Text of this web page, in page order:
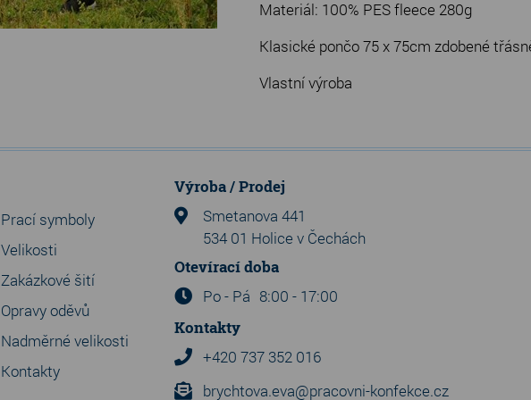
Materiál: 100% PES fleece 280g
Klasické pončo 75 x 75cm zdobené
Vlastní výroba
Prací symboly
Velikosti
Zakázkové šití
Opravy oděvů
Nadměrné velikosti
Kontakty
Výroba / Prodej
Smetanova 441
534 01 Holice v Čechách
Otevírací doba
Po - Pá 8:00 - 17:00
Kontakty
+420 737 352 016
brychtova.eva@pracovni-konfekce.cz